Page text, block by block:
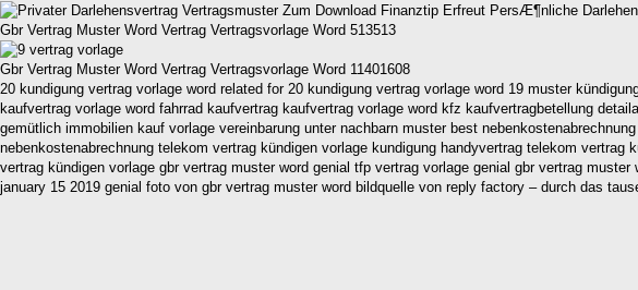
Gbr Vertrag Muster Word Vertrag Vertragsvorlage Word 513513
Gbr Vertrag Muster Word Vertrag Vertragsvorlage Word 11401608
20 kundigung vertrag vorlage word related for 20 kundigung vertrag vorlage word 19 muster
kaufvertrag vorlage word fahrrad kaufvertrag kaufvertrag vorlage word kfz kaufvertragbetellung
gemütlich immobilien kauf vorlage vereinbarung unter nachbarn muster best
nebenkostenabrechnung telekom vertrag kündigen vorlage kundigung handyvertrag telekom
vertrag kündigen vorlage gbr vertrag muster word genial tfp vertrag vorlage genial gbr vertrag
january 15 2019 genial foto von gbr vertrag muster word bildquelle von reply factory – durch das